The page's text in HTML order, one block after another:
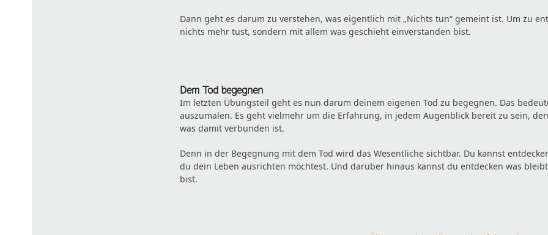
Dann geht es darum zu verstehen, was eigentlich mit „Nichts tun“ gemeint ist. Um zu
nichts mehr tust, sondern mit allem was geschieht einverstanden bist.
Dem Tod begegnen
Im letzten Übungsteil geht es nun darum deinem eigenen Tod zu begegnen. Das
auszumalen. Es geht vielmehr um die Erfahrung, in jedem Augenblick bereit zu sein,
was damit verbunden ist.
Denn in der Begegnung mit dem Tod wird das Wesentliche sichtbar. Du kannst
du dein Leben ausrichten möchtest. Und darüber hinaus kannst du entdecken was
bist.